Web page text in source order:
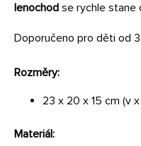
lenochod se rychle stane
Doporučeno pro děti od
Rozměry:
23 x 20 x 15 cm (v
Materiál: